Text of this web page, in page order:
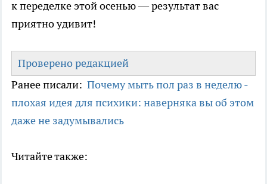
к переделке этой осенью — результат вас
приятно удивит!
Проверено редакцией
Ранее писали: Почему мыть пол раз в неделю -
плохая идея для психики: наверняка вы об этом
даже не задумывались
Читайте также: